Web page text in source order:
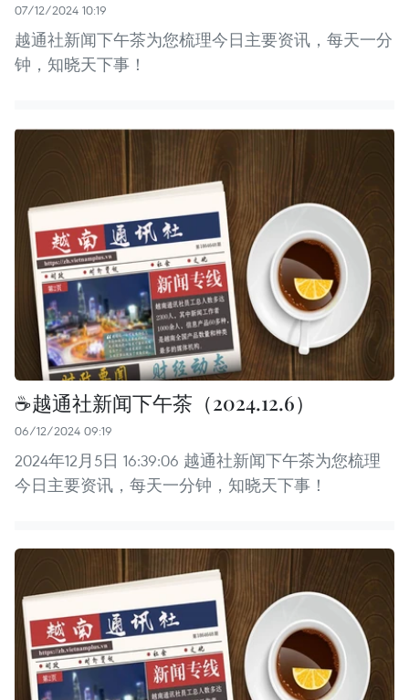
07/12/2024 10:19
越通社新闻下午茶为您梳理今日主要资讯，每天一分
钟，知晓天下事！
☕️越通社新闻下午茶（2024.12.6）
06/12/2024 09:19
2024年12月5日 16:39:06 越通社新闻下午茶为您梳理
今日主要资讯，每天一分钟，知晓天下事！